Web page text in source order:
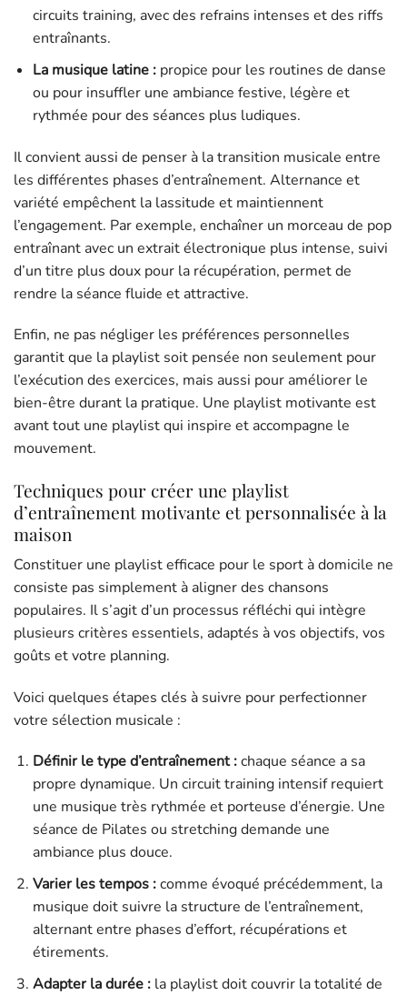
circuits training, avec des refrains intenses et des riffs
entraînants.
La musique latine :propice pour les routines de danse
ou pour insuffler une ambiance festive, légère et
rythmée pour des séances plus ludiques.
Il convient aussi de penser à la transition musicale entre
les différentes phases d’entraînement. Alternance et
variété empêchent la lassitude et maintiennent
l’engagement. Par exemple, enchaîner un morceau de pop
entraînant avec un extrait électronique plus intense, suivi
d’un titre plus doux pour la récupération, permet de
rendre la séance fluide et attractive.
Enfin, ne pas négliger les préférences personnelles
garantit que la playlist soit pensée non seulement pour
l’exécution des exercices, mais aussi pour améliorer le
bien-être durant la pratique. Une playlist motivante est
avant tout une playlist qui inspire et accompagne le
mouvement.
Techniques pour créer une playlist
d’entraînement motivante et personnalisée à la
maison
Constituer une playlist efficace pour le sport à domicile ne
consiste pas simplement à aligner des chansons
populaires. Il s’agit d’un processus réfléchi qui intègre
plusieurs critères essentiels, adaptés à vos objectifs, vos
goûts et votre planning.
Voici quelques étapes clés à suivre pour perfectionner
votre sélection musicale :
Définir le type d’entraînement :chaque séance a sa
propre dynamique. Un circuit training intensif requiert
une musique très rythmée et porteuse d’énergie. Une
séance de Pilates ou stretching demande une
ambiance plus douce.
Varier les tempos :comme évoqué précédemment, la
musique doit suivre la structure de l’entraînement,
alternant entre phases d’effort, récupérations et
étirements.
Adapter la durée :la playlist doit couvrir la totalité de